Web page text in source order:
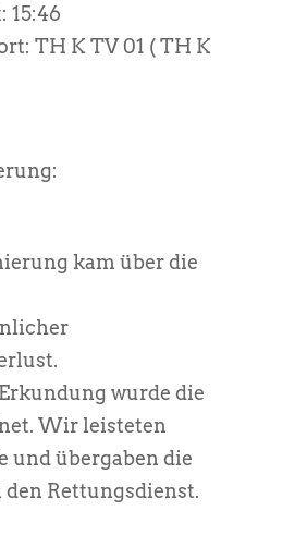
15:46
TH K TV 01 ( TH K
kam über die
wurde die
Wir leisteten
und übergaben die
den Rettungsdienst.